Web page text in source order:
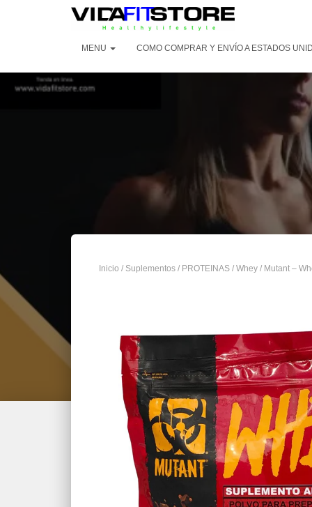
MENU COMO COMPRAR Y ENVÍO A ESTADOS
Inicio / Suplementos / PROTEINAS / Whey / Mutant –